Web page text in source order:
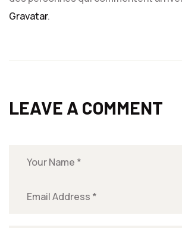
Gravatar.
LEAVE A COMMENT